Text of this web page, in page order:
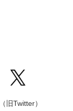
旧Twitter）